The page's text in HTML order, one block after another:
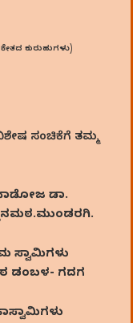
ಕುರುಹುಗಳು)
ಸಂಚಿಕೆಗೆ ತಮ್ಮ
ನಾಡೋಜ ಡಾ.
ಸ್ವಾಮಿಗಳು
ಡಂಬಳ- ಗದಗ